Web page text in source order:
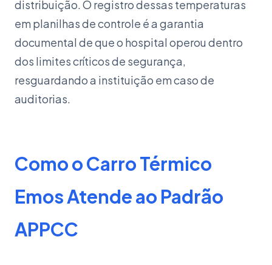
distribuição. O registro dessas temperaturas
em planilhas de controle é a garantia
documental de que o hospital operou dentro
dos limites críticos de segurança,
resguardando a instituição em caso de
auditorias.
Como o Carro Térmico
Emos Atende ao Padrão
APPCC